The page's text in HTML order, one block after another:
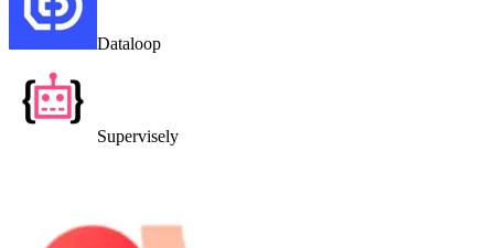
Dataloop
Supervisely